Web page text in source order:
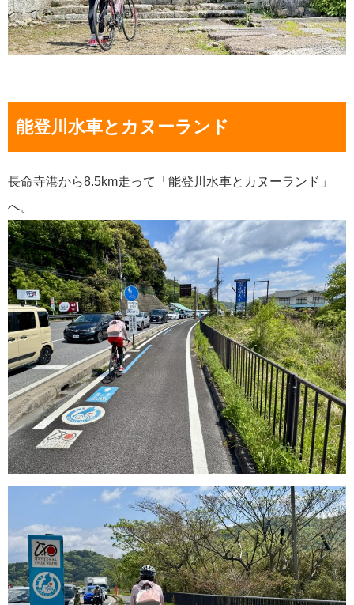
能登川水車とカヌーランド
長命寺港から8.5km走って「能登川水車とカヌーランド」
へ。